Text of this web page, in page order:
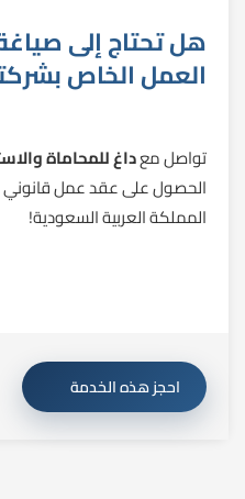
هل تحتاج إلى
العمل الخاص
تواصل معداغ للمحاماة
الحصول على عقد عمل قانوني
المملكة العربية السعودية!
احجز هذه الخدمة